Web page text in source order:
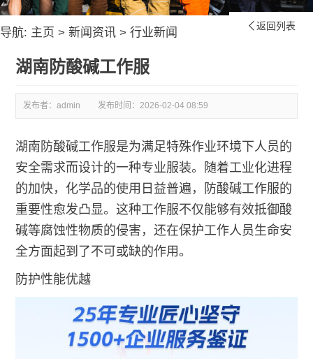
导航: 主页 > 新闻资讯 > 行业新闻  返回列表
湖南防酸碱工作服
发布者：admin 发布时间：2026-02-04 08:59
湖南防酸碱工作服是为满足特殊作业环境下人员的
安全需求而设计的一种专业服装。随着工业化进程
的加快，化学品的使用日益普遍，防酸碱工作服的
重要性愈发凸显。这种工作服不仅能够有效抵御酸
碱等腐蚀性物质的侵害，还在保护工作人员生命安
全方面起到了不可或缺的作用。
防护性能优越